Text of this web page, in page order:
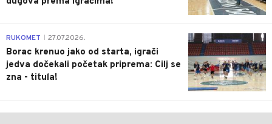
0
RUKOMET 27.07.2026.
Borac krenuo jako od starta, igrači
jedva dočekali početak priprema: Cilj se
zna - titula!